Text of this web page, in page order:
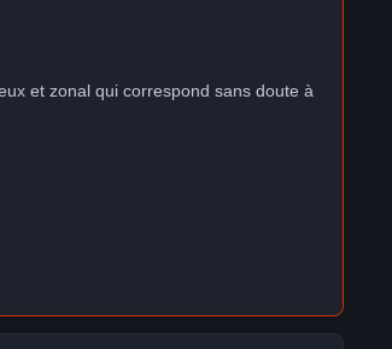
et zonal qui correspond sans doute à